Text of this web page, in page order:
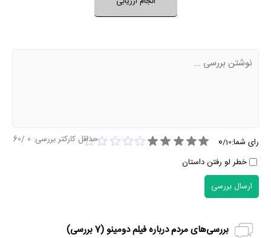
نظر خود را ثبت کنید
رای شما: 0/10
خطر لو رفتن داستان
حداقل کارکتر بررسی: 0
/60
ارسال بررسی
بررسی‌های مردم درباره فیلم دومینو (7بررسی)